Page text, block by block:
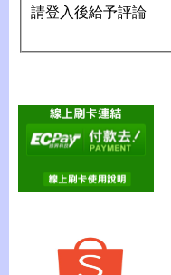
請登入後給予評論